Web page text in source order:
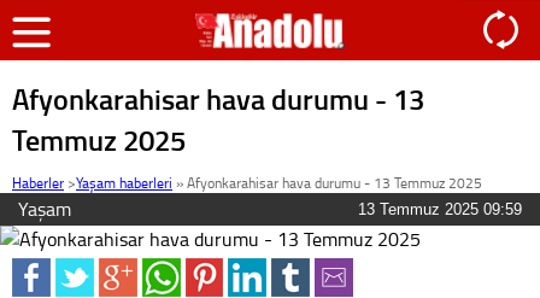
Afyonkarahisar hava durumu - 13
Temmuz 2025
Haberler >Yaşam haberleri »Afyonkarahisar hava durumu - 13 Temmuz 2025
Yaşam 13 Temmuz 2025 09:59